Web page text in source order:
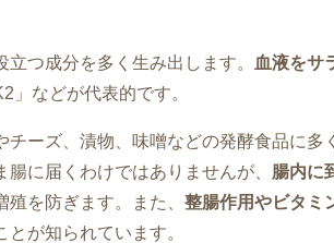
立つ成分を多く生み出します。 血液をサ
」などが代表的です。
チーズ、漬物、味噌などの発酵食品に
に届くわけではありませんが、 腸内に
殖を防ぎます。また、 整腸作用やビタミ
が知られています。